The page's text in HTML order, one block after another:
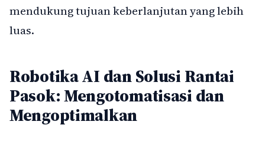
mendukung tujuan keberlanjutan yang lebih
luas.
Robotika AI dan Solusi Rantai
Pasok: Mengotomatisasi dan
Mengoptimalkan